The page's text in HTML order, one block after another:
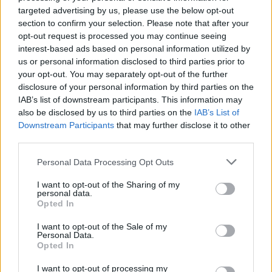
targeted advertising by us, please use the below opt-out
section to confirm your selection. Please note that after your
opt-out request is processed you may continue seeing
interest-based ads based on personal information utilized by
us or personal information disclosed to third parties prior to
your opt-out. You may separately opt-out of the further
disclosure of your personal information by third parties on the
IAB’s list of downstream participants. This information may
also be disclosed by us to third parties on the IAB’s List of
Downstream Participants that may further disclose it to other
Personal Data Processing Opt Outs
I want to opt-out of the Sharing of my
personal data.
Opted In
I want to opt-out of the Sale of my
Personal Data.
Opted In
I want to opt-out of processing my
BERLINO, 9-7-2006: ITALIA-FRANCIA 6-4
IL TRIPUDIO “ON LINE”
Tutti insieme, stretti in un fremito comune,
presso la redazione centrale tedesca di Rai
Sport, a Monaco, divisi in 2 gruppi, secondo
scaramanzie a me del tutto sconosciute, ma
Una parte di giornalisti, opinionisti e tecnici nel
luogo di lavoro, assiepati su sedie e scrivanie,
con alcuni televisori a disposizione per
Un’altra parte nello studio TV, con uno
schermo gigante in grado di farci sentire più
vicini a Berlino, e agli azzurri: l’Italia, che ha